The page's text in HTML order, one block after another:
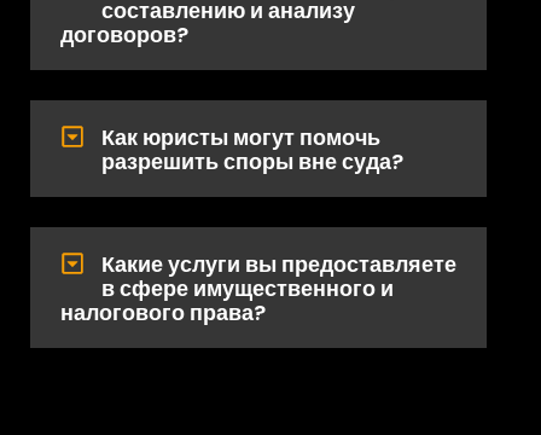
составлению и анализу
договоров?
Как юристы могут помочь
разрешить споры вне суда?
Какие услуги вы предоставляете
в сфере имущественного и
налогового права?